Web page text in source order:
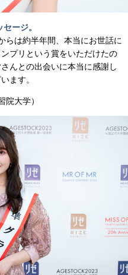
ージ。
らは約半年間、本当にお世話に
プリという賞をいただけたの
んとの出会いに本当に感謝し
ます。
大学）